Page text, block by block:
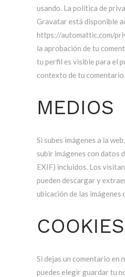
usando. La política de
Gravatar está disponible
https://automattic.com/
la aprobación de tu
tu perfil es visible para el
contexto de tu comentario.
MEDIOS
Si subes imágenes a la
subir imágenes con datos
EXIF) incluidos. Los
pueden descargar y
ubicación de las imágenes
COOKIES
Si dejas un comentario en
puedes elegir guardar tu